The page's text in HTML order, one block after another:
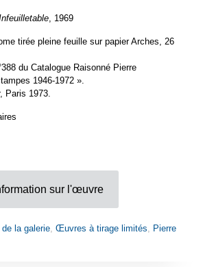
, 1969
tirée pleine feuille sur papier Arches, 26
du Catalogue Raisonné Pierre
1946-1972 ».
Paris 1973.
sur l'œuvre
la galerie Œuvres à tirage limités
Pierre